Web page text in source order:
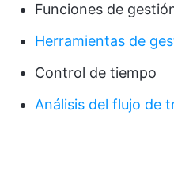
Funciones de
Herramientas de
Control de tiempo
Análisis del flujo de